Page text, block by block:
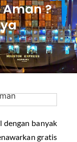
?
dengan banyak
gratis